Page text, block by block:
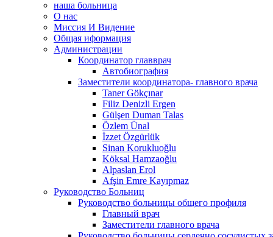
наша больница
О нас
Миссия И Видение
Общая иформация
Администрации
Координатор главврач
Автобиография
Заместители координатора- главного врача
Taner Gökçınar
Filiz Denizli Ergen
Gülşen Duman Talas
Özlem Ünal
İzzet Özgürlük
Sinan Korukluoğlu
Köksal Hamzaoğlu
Alpaslan Erol
Afşin Emre Kayıpmaz
Руководство Больниц
Руководство больницы общего профиля
Главный врач
Заместители главного врача